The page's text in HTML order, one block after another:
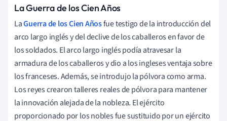
La Guerra de los Cien Años
LaGuerra de los Cien Añosfue testigo de la introducción del
arco largo inglés y del declive de los caballeros en favor de
los soldados. El arco largo inglés podía atravesar la
armadura de los caballeros y dio a los ingleses ventaja sobre
los franceses. Además, se introdujo la pólvora como arma.
Los reyes crearon talleres reales de pólvora para mantener
la innovación alejada de la nobleza. El ejército
proporcionado por los nobles fue sustituido por un ejército